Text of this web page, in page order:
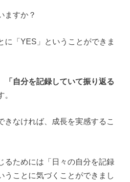
ますか？
に「YES」ということができま
「自分を記録していて振り返る
。
きなければ、成長を実感するこ
るためには「日々の自分を記録
うことに気づくことができまし